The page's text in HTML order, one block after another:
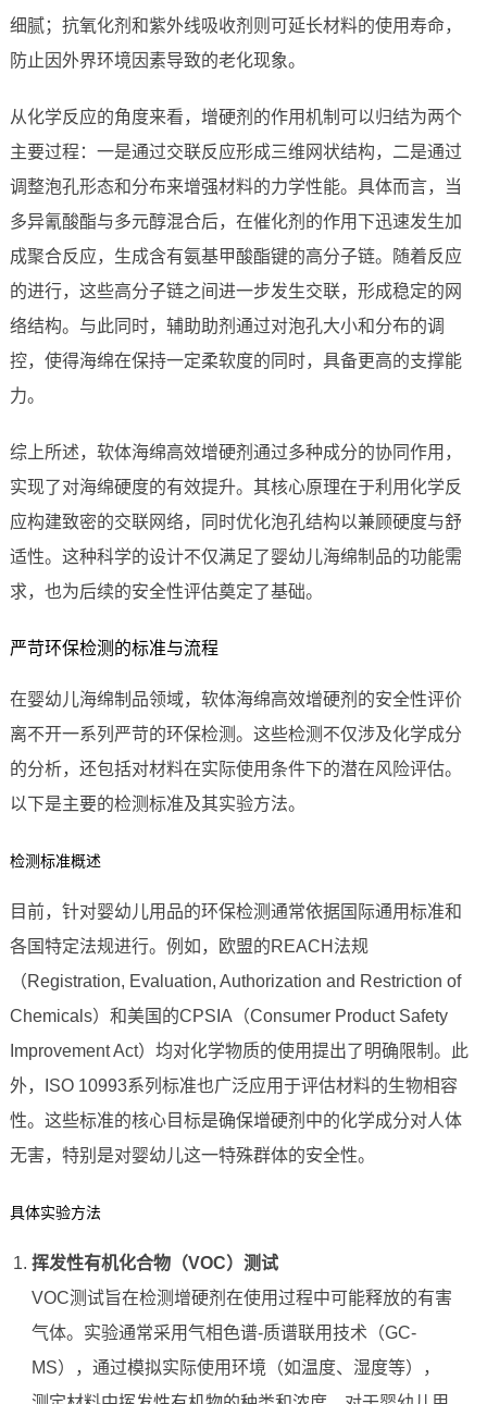
细腻；抗氧化剂和紫外线吸收剂则可延长材料的使用寿命，
防止因外界环境因素导致的老化现象。
从化学反应的角度来看，增硬剂的作用机制可以归结为两个
主要过程：一是通过交联反应形成三维网状结构，二是通过
调整泡孔形态和分布来增强材料的力学性能。具体而言，当
多异氰酸酯与多元醇混合后，在催化剂的作用下迅速发生加
成聚合反应，生成含有氨基甲酸酯键的高分子链。随着反应
的进行，这些高分子链之间进一步发生交联，形成稳定的网
络结构。与此同时，辅助助剂通过对泡孔大小和分布的调
控，使得海绵在保持一定柔软度的同时，具备更高的支撑能
力。
综上所述，软体海绵高效增硬剂通过多种成分的协同作用，
实现了对海绵硬度的有效提升。其核心原理在于利用化学反
应构建致密的交联网络，同时优化泡孔结构以兼顾硬度与舒
适性。这种科学的设计不仅满足了婴幼儿海绵制品的功能需
求，也为后续的安全性评估奠定了基础。
严苛环保检测的标准与流程
在婴幼儿海绵制品领域，软体海绵高效增硬剂的安全性评价
离不开一系列严苛的环保检测。这些检测不仅涉及化学成分
的分析，还包括对材料在实际使用条件下的潜在风险评估。
以下是主要的检测标准及其实验方法。
检测标准概述
目前，针对婴幼儿用品的环保检测通常依据国际通用标准和
各国特定法规进行。例如，欧盟的REACH法规
（Registration, Evaluation, Authorization and Restriction of
Chemicals）和美国的CPSIA（Consumer Product Safety
Improvement Act）均对化学物质的使用提出了明确限制。此
外，ISO 10993系列标准也广泛应用于评估材料的生物相容
性。这些标准的核心目标是确保增硬剂中的化学成分对人体
无害，特别是对婴幼儿这一特殊群体的安全性。
具体实验方法
挥发性有机化合物（VOC）测试
VOC测试旨在检测增硬剂在使用过程中可能释放的有害
气体。实验通常采用气相色谱-质谱联用技术（GC-
MS），通过模拟实际使用环境（如温度、湿度等），